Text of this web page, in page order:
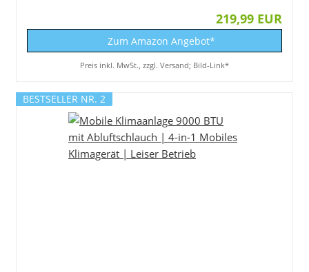
219,99 EUR
Zum Amazon Angebot*
Preis inkl. MwSt., zzgl. Versand; Bild-Link*
BESTSELLER NR. 2